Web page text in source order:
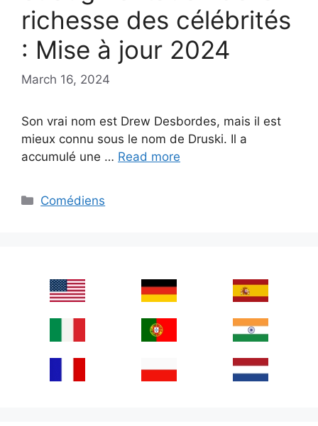
richesse des célébrités
: Mise à jour 2024
March 16, 2024
Son vrai nom est Drew Desbordes, mais il est
mieux connu sous le nom de Druski. Il a
accumulé une … Read more
Categories
Comédiens